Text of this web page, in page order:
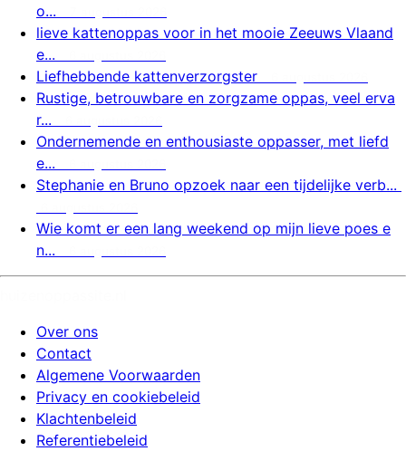
o...
lieve kattenoppas voor in het mooie Zeeuws Vlaand
e...
Liefhebbende kattenverzorgster
Rustige, betrouwbare en zorgzame oppas, veel erva
r...
Ondernemende en enthousiaste oppasser, met liefd
e...
Stephanie en Bruno opzoek naar een tijdelijke verb...
Wie komt er een lang weekend op mijn lieve poes e
n...
Over ons
Contact
Algemene Voorwaarden
Privacy en cookiebeleid
Klachtenbeleid
Referentiebeleid